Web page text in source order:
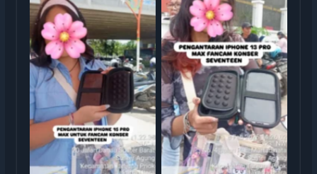
Sewa iphone Sewa iphone jakarta